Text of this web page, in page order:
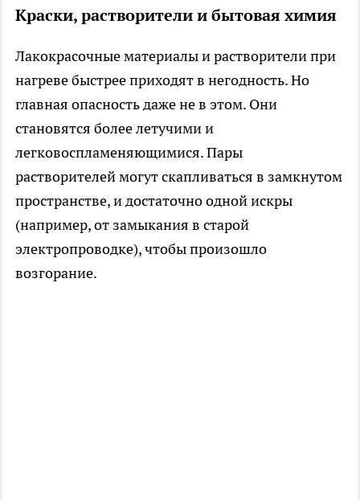
Краски, растворители и бытовая химия
Лакокрасочные материалы и растворители при
нагреве быстрее приходят в негодность. Но
главная опасность даже не в этом. Они
становятся более летучими и
легковоспламеняющимися. Пары
растворителей могут скапливаться в замкнутом
пространстве, и достаточно одной искры
(например, от замыкания в старой
электропроводке), чтобы произошло
возгорание.